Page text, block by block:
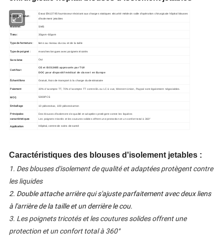
Nom du produit :
Essai EN13795 fournisseur résistant aux charges statiques sécurité médecin salle d'opération chirurgicale hôpital blouses
d'isolement jetables
Matériel : SMS
Tissu : 30gsm-60gsm
Type de fermeture : liens au niveau du cou et de la taille
Type de poignet : manches longues avec poignets tricotés
Sans latex Oui
Certificat
CE et ISO13485 approuvés par TUV
DOC pour dispositif médical de classe I en Europe
Échantillons Gratuit, frais de transport à la charge du destinataire
Paiement 30% d'acompte TT, 70% d'acompte TT contre BL ou LC à vue, Western Union, Paypal sont également négociables.
MOQ 5000PCS
Emballage 10 pièces/sac, 100 pièces/carton
Principales
caractéristiques
Des blouses d'isolement de qualité et adaptées protègent contre les liquides
Les poignets tricotés et les coutures solides offrent une protection et un confort total à 360°
Application Hôpital, centre de soins de santé
Caractéristiques des blouses d'isolement jetables :
1. Des blouses d'isolement de qualité et adaptées protègent contre
les liquides
2. Double attache arrière qui s'ajuste parfaitement avec deux liens
à l'arrière de la taille et un derrière le cou.
3. Les poignets tricotés et les coutures solides offrent une
protection et un confort total à 360°